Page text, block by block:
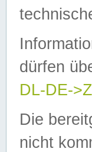
dürfen
DL-DE-
Die
nicht